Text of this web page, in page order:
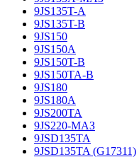
9JS135T-A
9JS135T-B
9JS150
9JS150A
9JS150T-B
9JS150TA-B
9JS180
9JS180A
9JS200TA
9JS220-МАЗ
9JSD135TA
9JSD135TA (G17311)